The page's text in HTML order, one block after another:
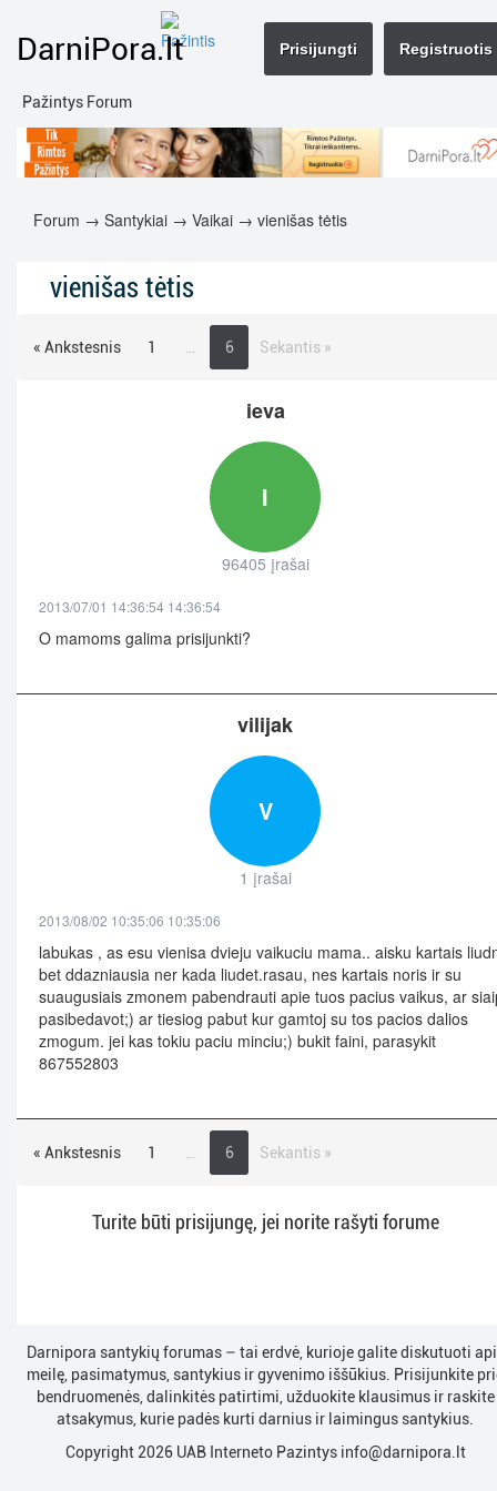
DarniPora.lt
Pažintys Forum
Registruotis
Prisijungti
Forum → Santykiai → Vaikai → vienišas tėtis
vienišas tėtis
« Ankstesnis 1 6 Sekantis »
ieva
I
96405 įrašai
2013/07/01 14:36:54 14:36:54
O mamoms galima prisijunkti?
vilijak
V
1 įrašai
2013/08/02 10:35:06 10:35:06
labukas , as esu vienisa dvieju vaikuciu mama.. aisku kartais
bet ddazniausia ner kada liudet.rasau, nes kartais noris ir su
suaugusiais zmonem pabendrauti apie tuos pacius vaikus, ar
pasibedavot;) ar tiesiog pabut kur gamtoj su tos pacios dalios
zmogum. jei kas tokiu paciu minciu;) bukit faini, parasykit
867552803
« Ankstesnis 1 6 Sekantis »
Turite būti prisijungę, jei norite rašyti forume
Darnipora santykių forumas – tai erdvė, kurioje galite diskutuoti
meilę, pasimatymus, santykius ir gyvenimo iššūkius. Prisijunkite
bendruomenės, dalinkitės patirtimi, užduokite klausimus ir raskite
atsakymus, kurie padės kurti darnius ir laimingus santykius.
Copyright 2026 UAB Interneto Pazintys info@darnipora.lt